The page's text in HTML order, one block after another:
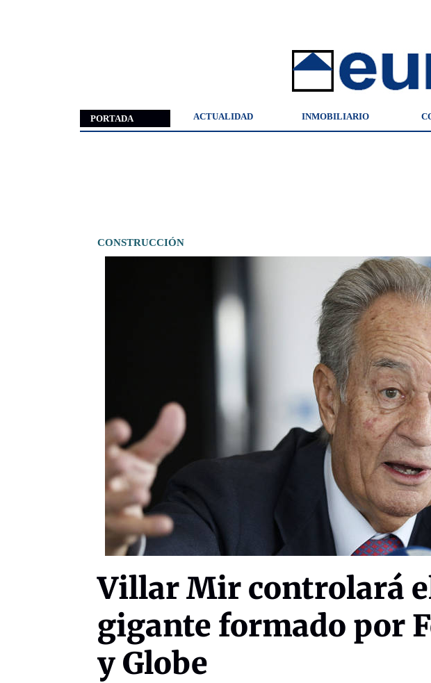
PORTADA ACTUALIDAD INMOBILIARIO
CONSTRUCCIÓN
Villar Mir controlará
gigante formado por
y Globe